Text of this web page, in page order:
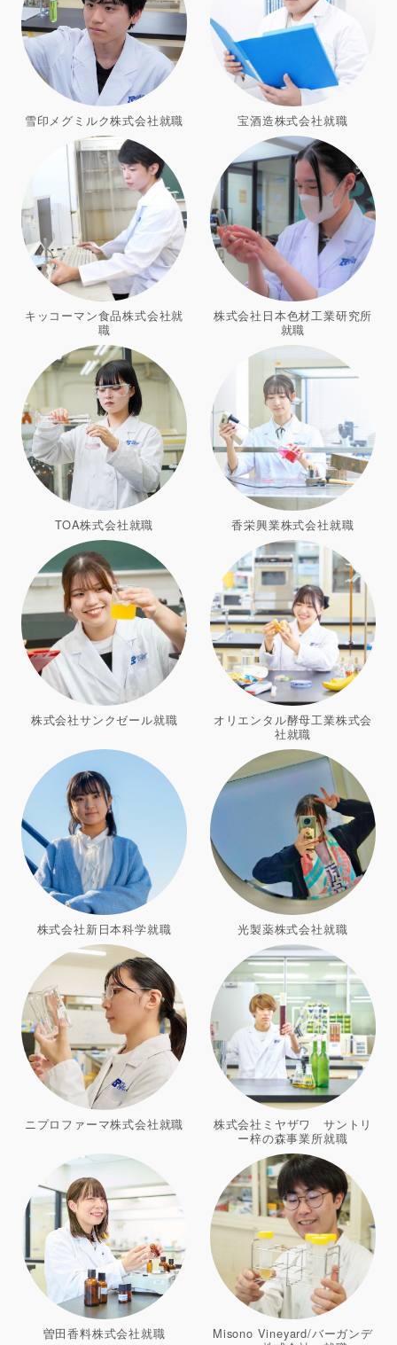
雪印メグミルク株式会社就職 宝酒造株式会社就職
キッコーマン食品株式会社就
職
株式会社日本色材工業研究所
就職
TOA株式会社就職 香栄興業株式会社就職
株式会社サンクゼール就職
オリエンタル酵母工業株式会
社就職
株式会社新日本科学就職 光製薬株式会社就職
ニプロファーマ株式会社就職
株式会社ミヤザワ サントリ
ー梓の森事業所就職
曽田香料株式会社就職
Misono Vineyard/バーガンデ